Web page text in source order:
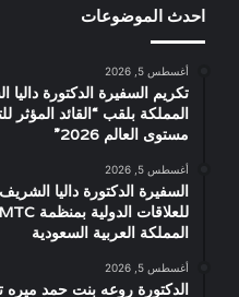
احدث الموضوعات
أغسطس 5, 2026
تكريم السفيرة الدكتورة
المملكة بلقب “القائد المؤثر
مستوى العالم 2026”
أغسطس 5, 2026
السفيرة الدكتورة داليا
المملكة العربية السعودية
أغسطس 5, 2026
الدكتورة روعه بنت حمد